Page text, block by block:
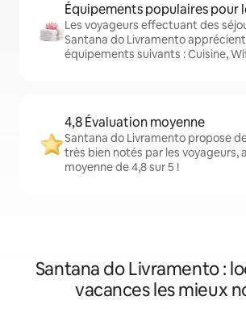
Équipements populaires pour
Les voyageurs effectuant des
Santana do Livramento
équipements suivants : Cuisine,
4,8 Évaluation moyenne
Santana do Livramento propose
très bien notés par les voyageurs,
moyenne de 4,8 sur 5 !
Santana do Livramento :
vacances les mieux